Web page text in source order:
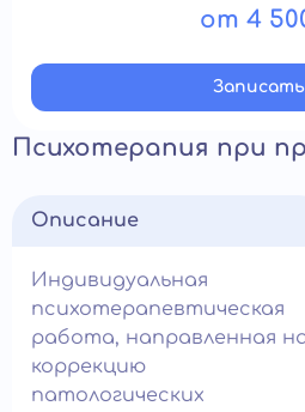
от 4
Психотерапия при
Описание
Индивидуальная
психотерапевтическая
работа, направленная
коррекцию
патологических